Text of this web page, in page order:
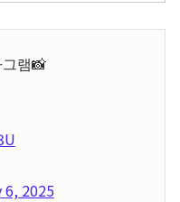
램📸
6, 2025